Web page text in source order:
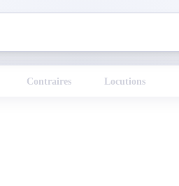
Contraires Locutions